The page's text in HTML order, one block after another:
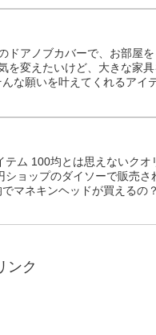
アノブカバーで、お部屋
を変えたいけど、大きな家
な願いを叶えてくれるアイ
ム 100均とは思えないクオ
ョップのダイソーで販売さ
マネキンヘッドが買えるの
ンク